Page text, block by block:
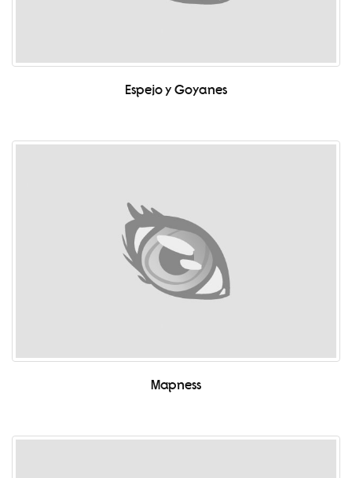
Espejo y Goyanes
Mapness